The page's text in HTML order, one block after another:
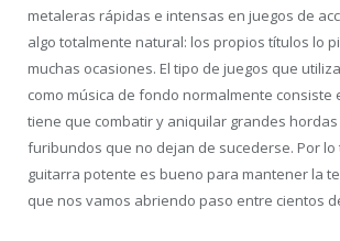
metaleras rápidas e intensas en juegos de
algo totalmente natural: los propios títulos lo
muchas ocasiones. El tipo de juegos que
como música de fondo normalmente consiste
tiene que combatir y aniquilar grandes
furibundos que no dejan de sucederse. Por lo
guitarra potente es bueno para mantener la
que nos vamos abriendo paso entre cientos